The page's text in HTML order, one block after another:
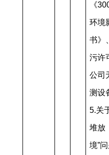
《
环境
书》
污许
公司
测设
5.关
堆放
境”